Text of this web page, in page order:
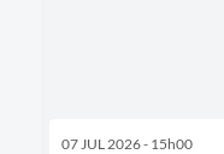
07 JUL 2026 - 15h00